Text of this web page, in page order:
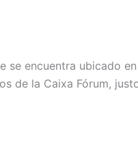
se encuentra ubicado
de la Caixa Fórum,